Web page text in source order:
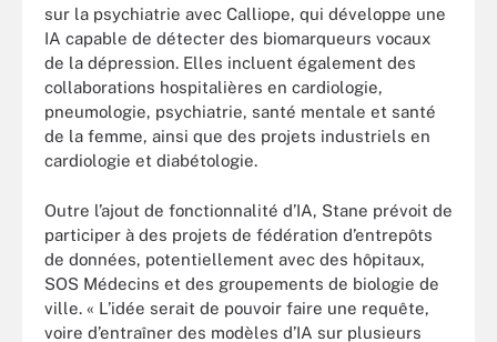
sur la psychiatrie avec Calliope, qui développe une
IA capable de détecter des biomarqueurs vocaux
de la dépression. Elles incluent également des
collaborations hospitalières en cardiologie,
pneumologie, psychiatrie, santé mentale et santé
de la femme, ainsi que des projets industriels en
cardiologie et diabétologie.
Outre l’ajout de fonctionnalité d’IA, Stane prévoit de
participer à des projets de fédération d’entrepôts
de données, potentiellement avec des hôpitaux,
SOS Médecins et des groupements de biologie de
ville. « L’idée serait de pouvoir faire une requête,
voire d’entraîner des modèles d’IA sur plusieurs